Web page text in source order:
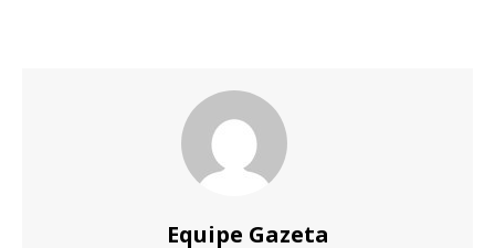
Equipe Gazeta